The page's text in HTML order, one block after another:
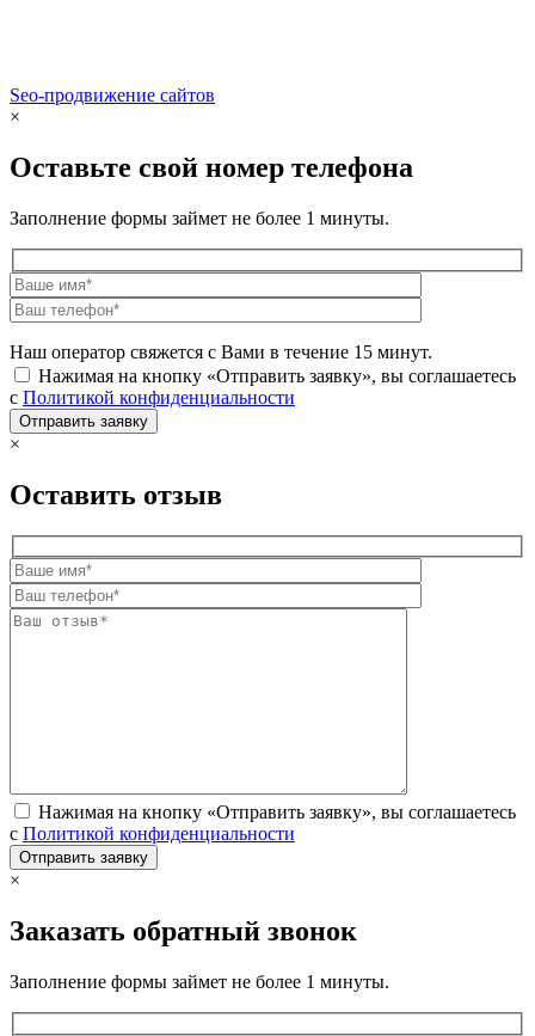
Seo-продвижение сайтов
×
Оставьте свой номер телефона
Заполнение формы займет не более 1 минуты.
Наш оператор свяжется с Вами в течение 15 минут.
Нажимая на кнопку «Отправить заявку», вы соглашаетесь
с Политикой конфиденциальности
×
Оставить отзыв
Нажимая на кнопку «Отправить заявку», вы соглашаетесь
с Политикой конфиденциальности
×
Заказать обратный звонок
Заполнение формы займет не более 1 минуты.